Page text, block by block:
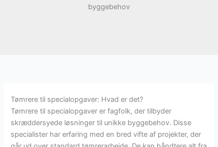
byggebehov
Tømrere til specialopgaver: Hvad er det?
Tømrere til specialopgaver er fagfolk, der tilbyder
skræddersyede løsninger til unikke byggebehov. Disse
specialister har erfaring med en bred vifte af projekter, der